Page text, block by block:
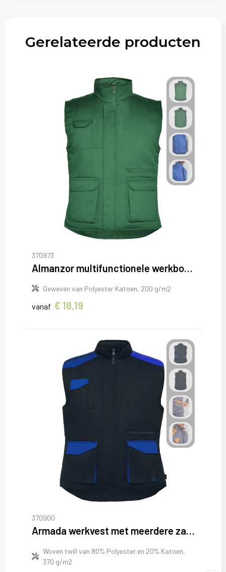
Gerelateerde producten
370973
Almanzor multifunctionele werkbodywarmer met hoge kraag
Geweven van Polyester Katoen, 200 g/m2
vanaf € 18,19
370900
Armada werkvest met meerdere zakken
Woven twill van 80% Polyester en 20% Katoen,
370 g/m2